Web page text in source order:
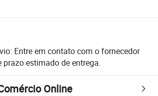
Entre em contato com o fornecedor
prazo estimado de entrega.
Online